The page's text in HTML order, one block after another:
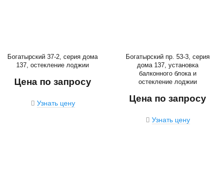
Богатырский 37-2, серия дома
137, остекление лоджии
Цена по запросу
Узнать цену
Богатырский пр. 53-3, серия
дома 137, установка
балконного блока и
остекление лоджии
Цена по запросу
Узнать цену